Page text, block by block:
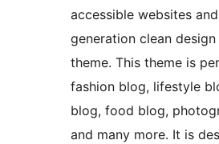
accessible websites
generation clean
theme. This theme is
fashion blog, lifestyle
blog, food blog,
and many more. It is